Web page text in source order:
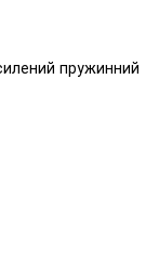
пружинний